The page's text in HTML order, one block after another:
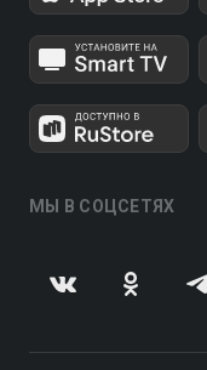
МЫ В СОЦСЕТЯХ